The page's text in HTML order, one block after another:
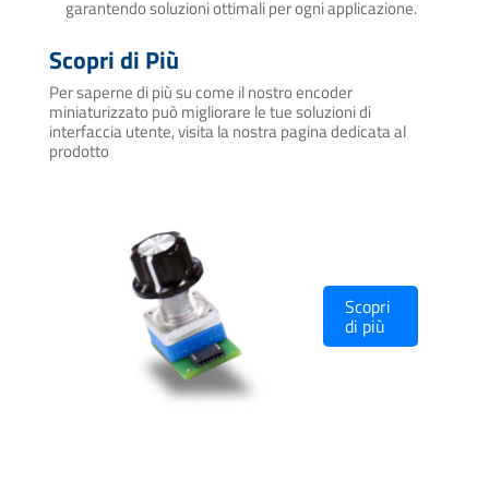
garantendo soluzioni ottimali per ogni applicazione.
Scopri di Più
Per saperne di più su come il nostro encoder
miniaturizzato può migliorare le tue soluzioni di
interfaccia utente, visita la nostra pagina dedicata al
prodotto
Scopri
di più